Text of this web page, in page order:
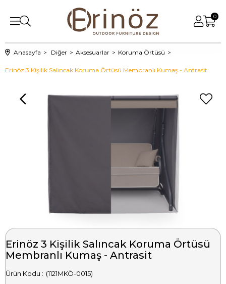
0
Anasayfa Diğer Aksesuarlar Koruma Örtüsü
Erinöz 3 Kişilik Salıncak Koruma Örtüsü Membranlı Kumaş - Antrasit
Erinöz 3 Kişilik Salıncak Koruma Örtüsü
Membranlı Kumaş - Antrasit
(1121MKÖ-0015)